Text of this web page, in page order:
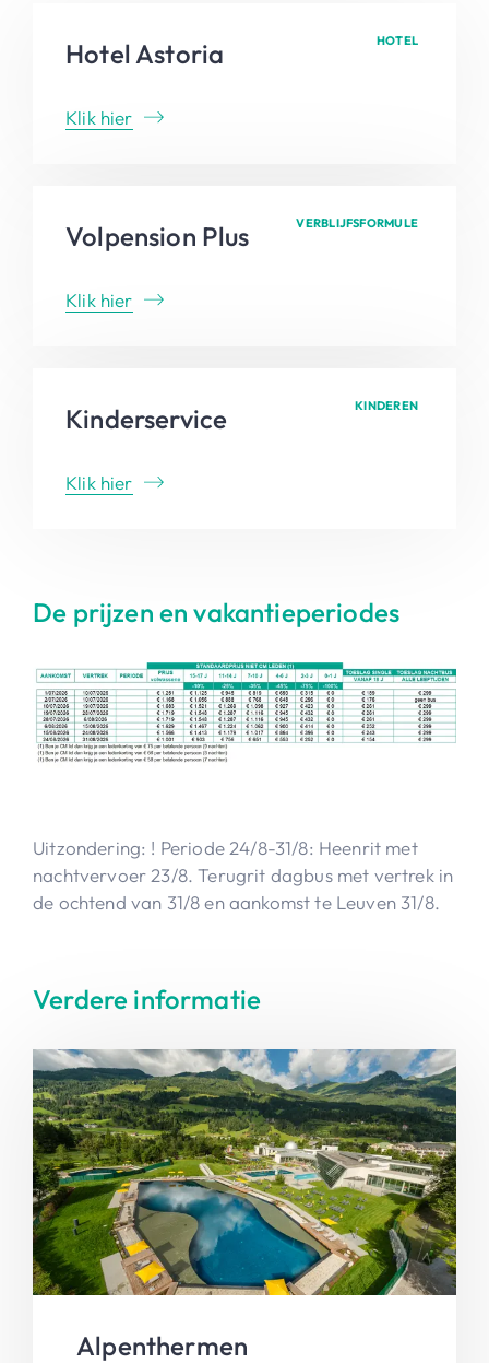
HOTEL
Hotel Astoria
Klik hier
VERBLIJFSFORMULE
Volpension Plus
Klik hier
KINDEREN
Kinderservice
Klik hier
De prijzen en vakantieperiodes
Uitzondering: ! Periode 24/8-31/8: Heenrit met
nachtvervoer 23/8. Terugrit dagbus met vertrek in
de ochtend van 31/8 en aankomst te Leuven 31/8.
Verdere informatie
Alpenthermen